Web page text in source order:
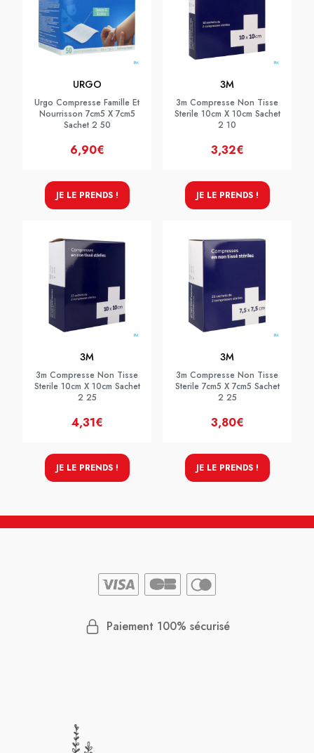
URGO
Urgo Compresse Famille Et
Nourrisson 7cm5 X 7cm5
Sachet 2 50
6,90€
JE LE PRENDS !
3M
3m Compresse Non Tisse
Sterile 10cm X 10cm Sachet
2 10
3,32€
JE LE PRENDS !
3M
3m Compresse Non Tisse
Sterile 10cm X 10cm Sachet
2 25
4,31€
JE LE PRENDS !
3M
3m Compresse Non Tisse
Sterile 7cm5 X 7cm5 Sachet
2 25
3,80€
JE LE PRENDS !
Paiement 100% sécurisé